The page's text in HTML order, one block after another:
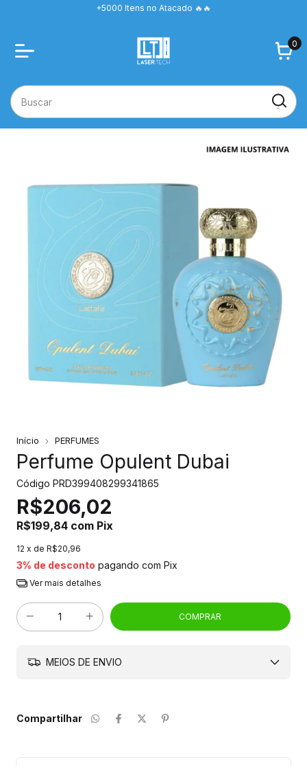
+5000 Itens no Atacado 🔥🔥
0
Início PERFUMES
Perfume Opulent Dubai
Código PRD399408299341865
R$206,02
R$199,84 com Pix
12 x de R$20,96
3% de desconto pagando com Pix
Ver mais detalhes
MEIOS DE ENVIO
Compartilhar